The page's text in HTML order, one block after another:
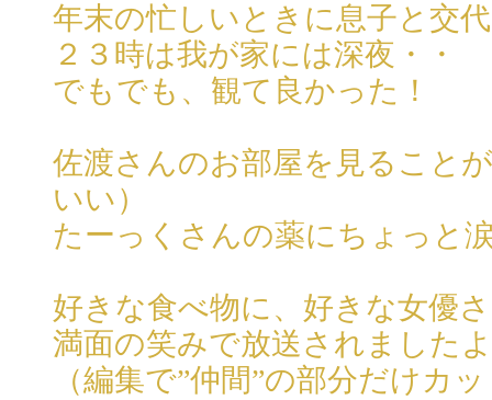
年末の忙しいときに息子と交
２３時は我が家には深夜・・
でもでも、観て良かった！
佐渡さんのお部屋を見ること
いい）
たーっくさんの薬にちょっと
好きな食べ物に、好きな女優
満面の笑みで放送されました
（編集で”仲間”の部分だけカ